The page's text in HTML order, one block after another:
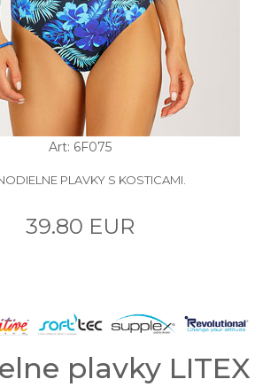
Art: 6F075
PLAVKY S KOSTICAMI.
39.80 EUR
plavky LITEX